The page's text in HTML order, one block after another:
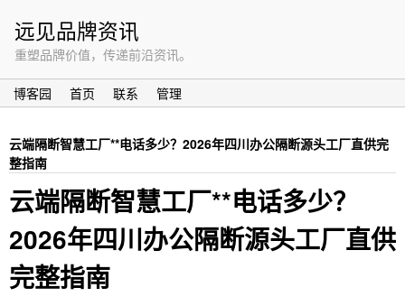
远见品牌资讯
重塑品牌价值，传递前沿资讯。
博客园 首页 联系 管理
云端隔断智慧工厂**电话多少？2026年四川办公隔断源头工厂直供完
整指南
云端隔断智慧工厂**电话多少？
2026年四川办公隔断源头工厂直供
完整指南